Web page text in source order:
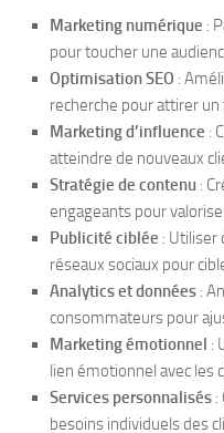
Marketing numérique :
pour toucher une
Optimisation SEO :
recherche pour attirer
Marketing d’influence :
atteindre de nouveaux
Stratégie de contenu :
engageants pour
Publicité ciblée : Utiliser
réseaux sociaux pour
Analytics et données :
consommateurs pour
Marketing émotionnel :
lien émotionnel avec les
Services personnalisés :
besoins individuels des